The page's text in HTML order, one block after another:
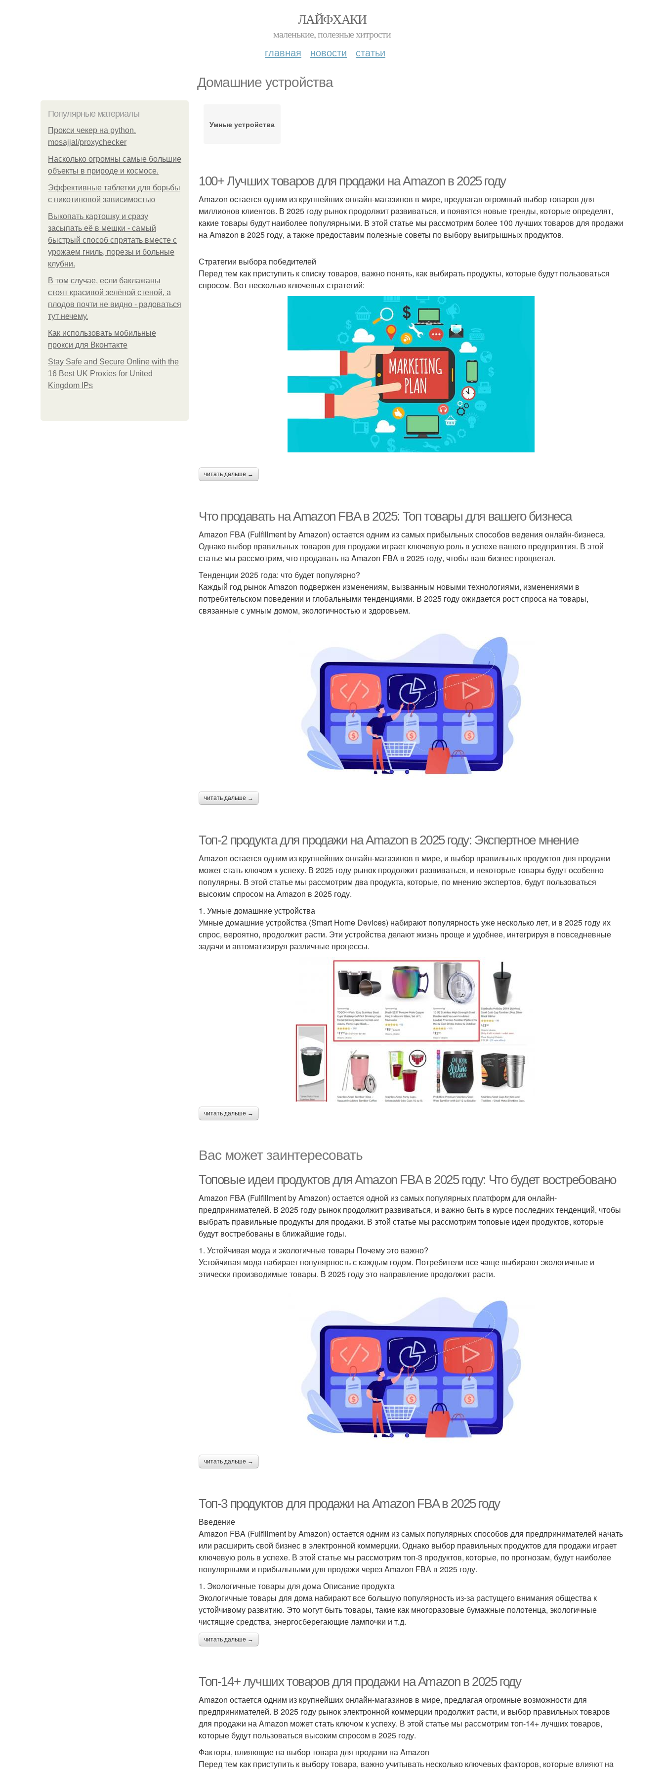
ЛАЙФХАКИ
маленькие, полезные хитрости
главная новости статьи
Домашние устройства
Популярные материалы
Прокси чекер на python.
mosajjal/proxychecker
Насколько огромны самые большие
объекты в природе и космосе.
Эффективные таблетки для борьбы
с никотиновой зависимостью
Выкопать картошку и сразу
засыпать её в мешки - самый
быстрый способ спрятать вместе с
урожаем гниль, порезы и больные
клубни.
В том случае, если баклажаны
стоят красивой зелёной стеной, а
плодов почти не видно - радоваться
тут нечему.
Как использовать мобильные
прокси для Вконтакте
Stay Safe and Secure Online with the
16 Best UK Proxies for United
Kingdom IPs
Умные устройства
100+ Лучших товаров для продажи на Amazon в 2025 году
Amazon остается одним из крупнейших онлайн-магазинов в мире, предлагая огромный выбор товаров для
миллионов клиентов. В 2025 году рынок продолжит развиваться, и появятся новые тренды, которые определят,
какие товары будут наиболее популярными. В этой статье мы рассмотрим более 100 лучших товаров для продажи
на Amazon в 2025 году, а также предоставим полезные советы по выбору выигрышных продуктов.
Стратегии выбора победителей
Перед тем как приступить к списку товаров, важно понять, как выбирать продукты, которые будут пользоваться
спросом. Вот несколько ключевых стратегий:
читать дальше →
Что продавать на Amazon FBA в 2025: Топ товары для вашего бизнеса
Amazon FBA (Fulfillment by Amazon) остается одним из самых прибыльных способов ведения онлайн-бизнеса.
Однако выбор правильных товаров для продажи играет ключевую роль в успехе вашего предприятия. В этой
статье мы рассмотрим, что продавать на Amazon FBA в 2025 году, чтобы ваш бизнес процветал.
Тенденции 2025 года: что будет популярно?
Каждый год рынок Amazon подвержен изменениям, вызванным новыми технологиями, изменениями в
потребительском поведении и глобальными тенденциями. В 2025 году ожидается рост спроса на товары,
связанные с умным домом, экологичностью и здоровьем.
читать дальше →
Топ-2 продукта для продажи на Amazon в 2025 году: Экспертное мнение
Amazon остается одним из крупнейших онлайн-магазинов в мире, и выбор правильных продуктов для продажи
может стать ключом к успеху. В 2025 году рынок продолжит развиваться, и некоторые товары будут особенно
популярны. В этой статье мы рассмотрим два продукта, которые, по мнению экспертов, будут пользоваться
высоким спросом на Amazon в 2025 году.
1. Умные домашние устройства
Умные домашние устройства (Smart Home Devices) набирают популярность уже несколько лет, и в 2025 году их
спрос, вероятно, продолжит расти. Эти устройства делают жизнь проще и удобнее, интегрируя в повседневные
задачи и автоматизируя различные процессы.
читать дальше →
Вас может заинтересовать
Топовые идеи продуктов для Amazon FBA в 2025 году: Что будет востребовано
Amazon FBA (Fulfillment by Amazon) остается одной из самых популярных платформ для онлайн-
предпринимателей. В 2025 году рынок продолжит развиваться, и важно быть в курсе последних тенденций, чтобы
выбрать правильные продукты для продажи. В этой статье мы рассмотрим топовые идеи продуктов, которые
будут востребованы в ближайшие годы.
1. Устойчивая мода и экологичные товары Почему это важно?
Устойчивая мода набирает популярность с каждым годом. Потребители все чаще выбирают экологичные и
этически производимые товары. В 2025 году это направление продолжит расти.
читать дальше →
Топ-3 продуктов для продажи на Amazon FBA в 2025 году
Введение
Amazon FBA (Fulfillment by Amazon) остается одним из самых популярных способов для предпринимателей начать
или расширить свой бизнес в электронной коммерции. Однако выбор правильных продуктов для продажи играет
ключевую роль в успехе. В этой статье мы рассмотрим топ-3 продуктов, которые, по прогнозам, будут наиболее
популярными и прибыльными для продажи через Amazon FBA в 2025 году.
1. Экологичные товары для дома Описание продукта
Экологичные товары для дома набирают все большую популярность из-за растущего внимания общества к
устойчивому развитию. Это могут быть товары, такие как многоразовые бумажные полотенца, экологичные
чистящие средства, энергосберегающие лампочки и т.д.
читать дальше →
Топ-14+ лучших товаров для продажи на Amazon в 2025 году
Amazon остается одним из крупнейших онлайн-магазинов в мире, предлагая огромные возможности для
предпринимателей. В 2025 году рынок электронной коммерции продолжит расти, и выбор правильных товаров
для продажи на Amazon может стать ключом к успеху. В этой статье мы рассмотрим топ-14+ лучших товаров,
которые будут пользоваться высоким спросом в 2025 году.
Факторы, влияющие на выбор товара для продажи на Amazon
Перед тем как приступить к выбору товара, важно учитывать несколько ключевых факторов, которые влияют на